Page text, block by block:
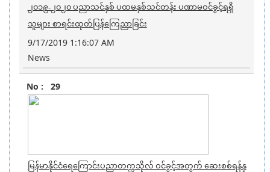
၂၀၁၉-၂၀၂၀ ပညာသင်နှစ် ပထမနှစ်သင်တန်း ပဏာမဝင်ခွင့်ရရှိ
သူများ စာရင်းထုတ်ပြန်ကြေညာခြင်း
9/17/2019 1:16:07 AM
News
29
မြန်မာနိုင်ငံရေကြောင်းပညာတက္ကသိုလ် ဝင်ခွင့်အတွက် ဆေးစစ်ရန်နှ